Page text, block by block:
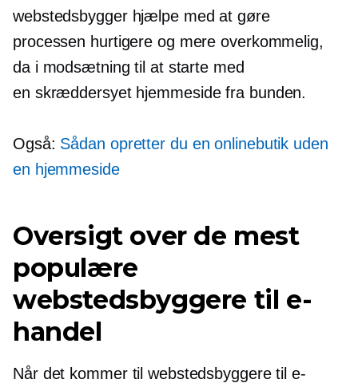
webstedsbygger hjælpe med at gøre
processen hurtigere og mere overkommelig,
da i modsætning til at starte med
en skræddersyethjemmeside fra bunden.
Også: Sådan opretter du en onlinebutik uden
en hjemmeside
Oversigt over de mest
populære
webstedsbyggere til e-
handel
Når det kommer til webstedsbyggere til e-